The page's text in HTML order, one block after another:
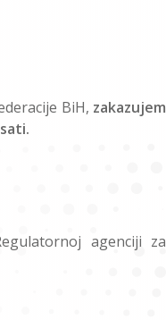
BiH, zakazujem
sati.
agenciji za